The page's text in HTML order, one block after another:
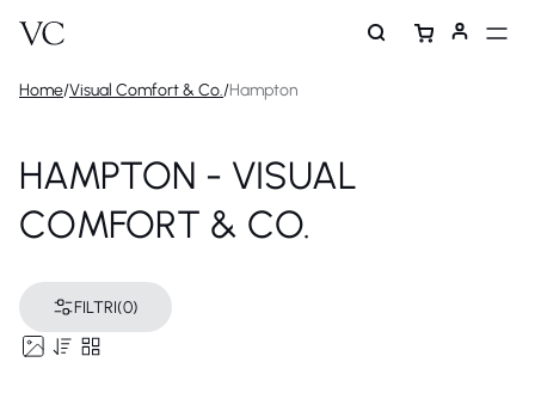
Home/Visual Comfort & Co./Hampton
HAMPTON - VISUAL
COMFORT & CO.
FILTRI(0)